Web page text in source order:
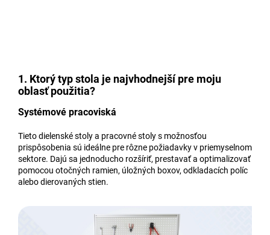
1. Ktorý typ stola je najvhodnejší pre moju
oblasť použitia?
Systémové pracoviská
Tieto dielenské stoly a pracovné stoly s možnosťou
prispôsobenia sú ideálne pre rôzne požiadavky v priemyselnom
sektore. Dajú sa jednoducho rozšíriť, prestavať a optimalizovať
pomocou otočných ramien, úložných boxov, odkladacích políc
alebo dierovaných stien.